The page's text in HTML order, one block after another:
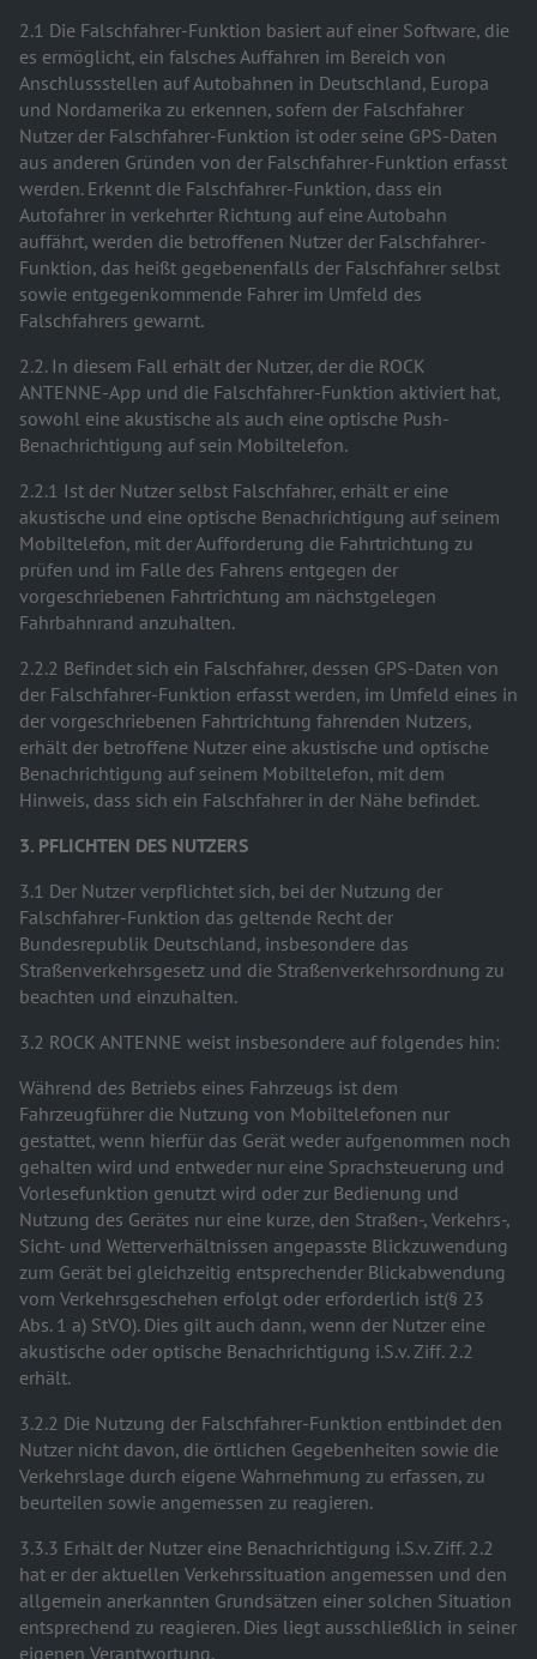
2.1 Die Falschfahrer-Funktion basiert auf einer Software, die
es ermöglicht, ein falsches Auffahren im Bereich von
Anschlussstellen auf Autobahnen in Deutschland, Europa
und Nordamerika zu erkennen, sofern der Falschfahrer
Nutzer der Falschfahrer-Funktion ist oder seine GPS-Daten
aus anderen Gründen von der Falschfahrer-Funktion erfasst
werden. Erkennt die Falschfahrer-Funktion, dass ein
Autofahrer in verkehrter Richtung auf eine Autobahn
auffährt, werden die betroffenen Nutzer der Falschfahrer-
Funktion, das heißt gegebenenfalls der Falschfahrer selbst
sowie entgegenkommende Fahrer im Umfeld des
Falschfahrers gewarnt.
2.2. In diesem Fall erhält der Nutzer, der die ROCK
ANTENNE-App und die Falschfahrer-Funktion aktiviert hat,
sowohl eine akustische als auch eine optische Push-
Benachrichtigung auf sein Mobiltelefon.
2.2.1 Ist der Nutzer selbst Falschfahrer, erhält er eine
akustische und eine optische Benachrichtigung auf seinem
Mobiltelefon, mit der Aufforderung die Fahrtrichtung zu
prüfen und im Falle des Fahrens entgegen der
vorgeschriebenen Fahrtrichtung am nächstgelegen
Fahrbahnrand anzuhalten.
2.2.2 Befindet sich ein Falschfahrer, dessen GPS-Daten von
der Falschfahrer-Funktion erfasst werden, im Umfeld eines in
der vorgeschriebenen Fahrtrichtung fahrenden Nutzers,
erhält der betroffene Nutzer eine akustische und optische
Benachrichtigung auf seinem Mobiltelefon, mit dem
Hinweis, dass sich ein Falschfahrer in der Nähe befindet.
3. PFLICHTEN DES NUTZERS
3.1 Der Nutzer verpflichtet sich, bei der Nutzung der
Falschfahrer-Funktion das geltende Recht der
Bundesrepublik Deutschland, insbesondere das
Straßenverkehrsgesetz und die Straßenverkehrsordnung zu
beachten und einzuhalten.
3.2 ROCK ANTENNE weist insbesondere auf folgendes hin:
Während des Betriebs eines Fahrzeugs ist dem
Fahrzeugführer die Nutzung von Mobiltelefonen nur
gestattet, wenn hierfür das Gerät weder aufgenommen noch
gehalten wird und entweder nur eine Sprachsteuerung und
Vorlesefunktion genutzt wird oder zur Bedienung und
Nutzung des Gerätes nur eine kurze, den Straßen-, Verkehrs-,
Sicht- und Wetterverhältnissen angepasste Blickzuwendung
zum Gerät bei gleichzeitig entsprechender Blickabwendung
vom Verkehrsgeschehen erfolgt oder erforderlich ist(§ 23
Abs. 1 a) StVO). Dies gilt auch dann, wenn der Nutzer eine
akustische oder optische Benachrichtigung i.S.v. Ziff. 2.2
erhält.
3.2.2 Die Nutzung der Falschfahrer-Funktion entbindet den
Nutzer nicht davon, die örtlichen Gegebenheiten sowie die
Verkehrslage durch eigene Wahrnehmung zu erfassen, zu
beurteilen sowie angemessen zu reagieren.
3.3.3 Erhält der Nutzer eine Benachrichtigung i.S.v. Ziff. 2.2
hat er der aktuellen Verkehrssituation angemessen und den
allgemein anerkannten Grundsätzen einer solchen Situation
entsprechend zu reagieren. Dies liegt ausschließlich in seiner
eigenen Verantwortung.